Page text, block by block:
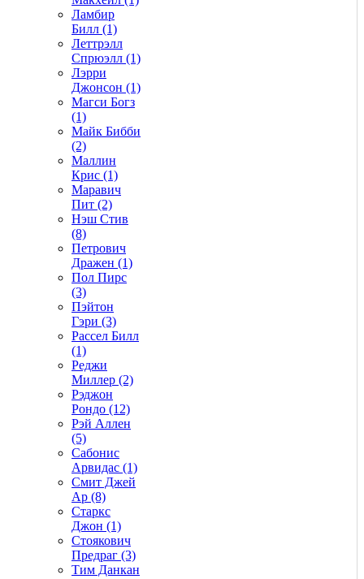
Ламбир
Билл (1)
Леттрэлл
Спрюэлл (1)
Лэрри
Джонсон (1)
Магси Богз
(1)
Майк Бибби
(2)
Маллин
Крис (1)
Маравич
Пит (2)
Нэш Стив
(8)
Петрович
Дражен (1)
Пол Пирс
(3)
Пэйтон
Гэри (3)
Рассел Билл
(1)
Реджи
Миллер (2)
Рэджон
Рондо (12)
Рэй Аллен
(5)
Сабонис
Арвидас (1)
Смит Джей
Ар (8)
Старкс
Джон (1)
Стоякович
Предраг (3)
Тим Данкан